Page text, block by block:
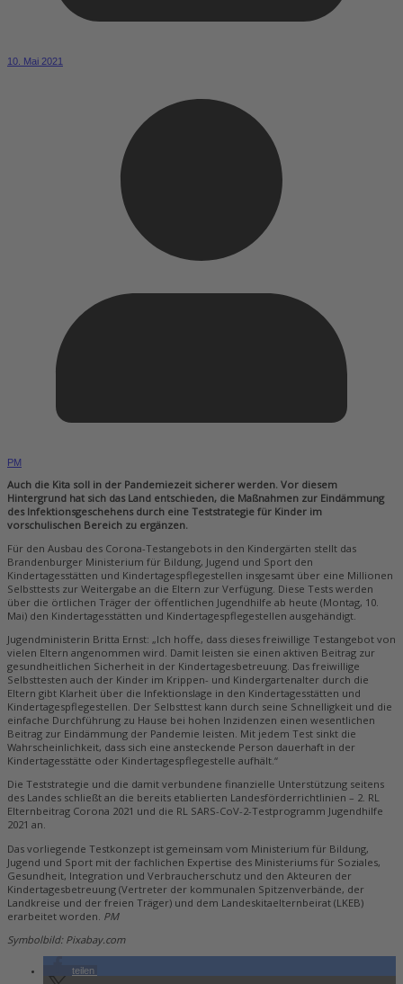
10. Mai 2021
PM
Auch die Kita soll in der Pandemiezeit sicherer werden. Vor diesem
Hintergrund hat sich das Land entschieden, die Maßnahmen zur Eindämmung
des Infektionsgeschehens durch eine Teststrategie für Kinder im
vorschulischen Bereich zu ergänzen.
Für den Ausbau des Corona-Testangebots in den Kindergärten stellt das
Brandenburger Ministerium für Bildung, Jugend und Sport den
Kindertagesstätten und Kindertagespflegestellen insgesamt über eine Millionen
Selbsttests zur Weitergabe an die Eltern zur Verfügung. Diese Tests werden
über die örtlichen Träger der öffentlichen Jugendhilfe ab heute (Montag, 10.
Mai) den Kindertagesstätten und Kindertagespflegestellen ausgehändigt.
Jugendministerin Britta Ernst: „Ich hoffe, dass dieses freiwillige Testangebot von
vielen Eltern angenommen wird. Damit leisten sie einen aktiven Beitrag zur
gesundheitlichen Sicherheit in der Kindertagesbetreuung. Das freiwillige
Selbsttesten auch der Kinder im Krippen- und Kindergartenalter durch die
Eltern gibt Klarheit über die Infektionslage in den Kindertagesstätten und
Kindertagespflegestellen. Der Selbsttest kann durch seine Schnelligkeit und die
einfache Durchführung zu Hause bei hohen Inzidenzen einen wesentlichen
Beitrag zur Eindämmung der Pandemie leisten. Mit jedem Test sinkt die
Wahrscheinlichkeit, dass sich eine ansteckende Person dauerhaft in der
Kindertagesstätte oder Kindertagespflegestelle aufhält.“
Die Teststrategie und die damit verbundene finanzielle Unterstützung seitens
des Landes schließt an die bereits etablierten Landesförderrichtlinien – 2. RL
Elternbeitrag Corona 2021 und die RL SARS-CoV-2-Testprogramm Jugendhilfe
2021 an.
Das vorliegende Testkonzept ist gemeinsam vom Ministerium für Bildung,
Jugend und Sport mit der fachlichen Expertise des Ministeriums für Soziales,
Gesundheit, Integration und Verbraucherschutz und den Akteuren der
Kindertagesbetreuung (Vertreter der kommunalen Spitzenverbände, der
Landkreise und der freien Träger) und dem Landeskitaelternbeirat (LKEB)
erarbeitet worden. PM
Symbolbild: Pixabay.com
teilen